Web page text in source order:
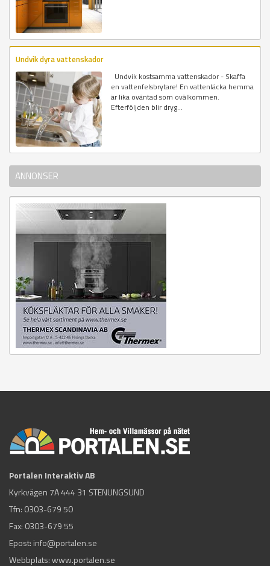
Undvik dyra vattenskador
Undvik kostsamma vattenskador - Skaffa
en vattenfelsbrytare! En vattenläcka hemma
är lika oväntad som ovälkommen.
Efterföljden blir dryg...
ANNONSER
Portalen Interaktiv AB
Kyrkvägen 7A 444 31 STENUNGSUND
Tfn: 0303-679 50
Fax: 0303-679 55
Epost: info@portalen.se
Webbplats: www.portalen.se